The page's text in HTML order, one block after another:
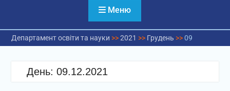
Меню
Департамент освіти та науки >>2021 >> Грудень >>09
День: 09.12.2021